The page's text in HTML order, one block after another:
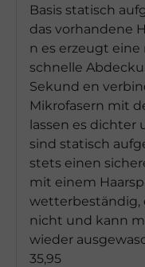
Basis statisch
das vorhandene
n es erzeugt
schnelle
Sekund en
Mikrofasern mit
lassen es dichter
sind statisch
stets einen
mit einem
wetterbeständig,
nicht und kann
wieder
35,95